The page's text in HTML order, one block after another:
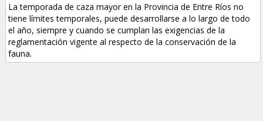
La temporada de caza mayor en la Provincia de Entre Ríos no
tiene límites temporales, puede desarrollarse a lo largo de todo
el año, siempre y cuando se cumplan las exigencias de la
reglamentación vigente al respecto de la conservación de la
fauna.